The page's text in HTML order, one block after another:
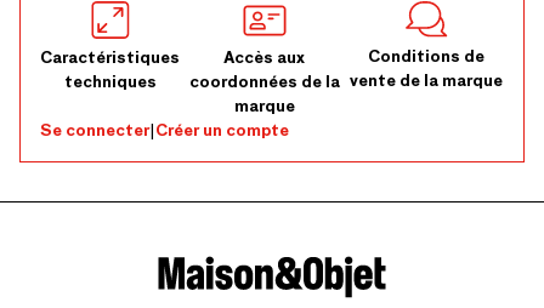
Caractéristiques
techniques
Accès aux
coordonnées de la
marque
Conditions de
vente de la marque
Se connecter|Créer un compte